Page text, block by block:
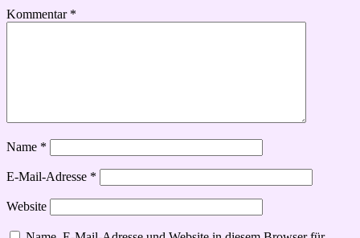
Kommentar *
Name *
E-Mail-Adresse *
Website